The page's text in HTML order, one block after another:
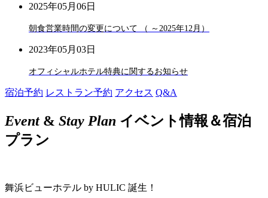
2025年05月06日
朝食営業時間の変更について （ ～2025年12月）
2023年05月03日
オフィシャルホテル特典に関するお知らせ
宿泊予約 レストラン予約 アクセス Q&A
Event& Stay Plan イベント情報＆宿泊
プラン
舞浜ビューホテル by HULIC 誕生！